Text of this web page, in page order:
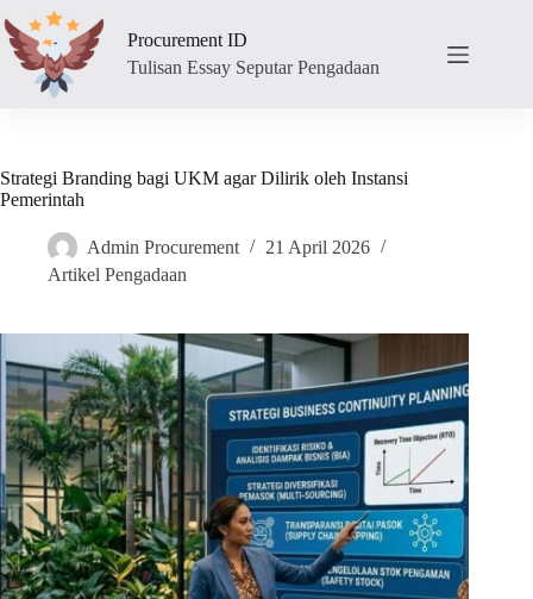
to
content
Procurement ID
Tulisan Essay Seputar Pengadaan
Strategi Branding bagi UKM agar Dilirik oleh Instansi
Pemerintah
Admin Procurement
21 April 2026
Artikel Pengadaan